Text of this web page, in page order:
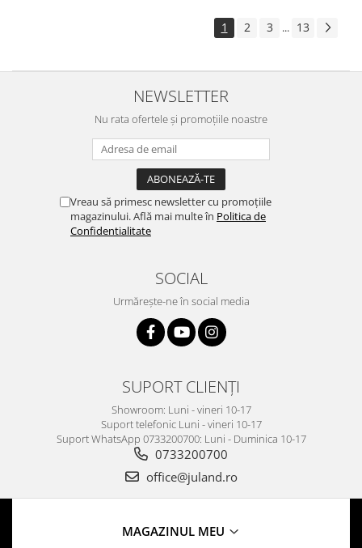
1 2 3 ... 13
NEWSLETTER
Nu rata ofertele și promoțiile noastre
Vreau să primesc newsletter cu promoțiile
magazinului. Află mai multe în Politica de
Confidentialitate
SOCIAL
Urmărește-ne în social media
SUPORT CLIENȚI
Showroom: Luni - vineri 10-17
Suport telefonic Luni - vineri 10-17
Suport WhatsApp 0733200700: Luni - Duminica 10-17
0733200700
office@juland.ro
MAGAZINUL MEU